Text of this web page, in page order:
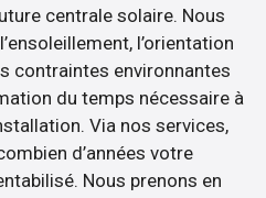
centrale solaire. Nous
l’orientation
contraintes environnantes
du temps nécessaire à
Via nos services,
d’années votre
Nous prenons en